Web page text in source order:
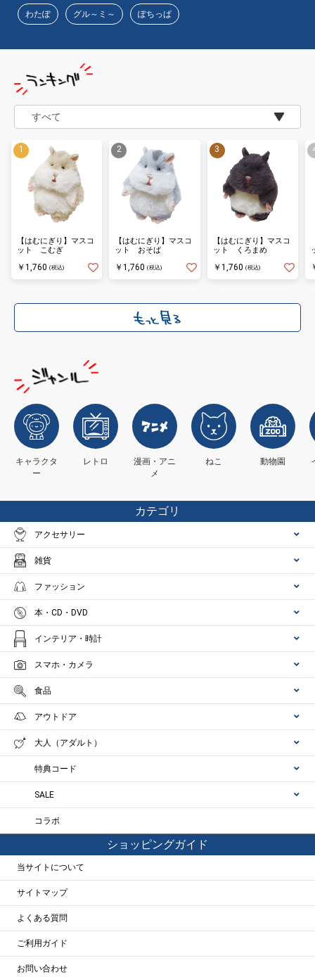
わたぽ グル～ミ～ ぽちっぱ
【はむにぎり】マスコ
ット こむぎ
￥1,760 (税込)
【はむにぎり】マスコ
ット おそば
￥1,760 (税込)
【はむにぎり】マスコ
ット くろまめ
￥1,760 (税込)
キャラクタ
ー
レトロ
漫画・アニ
メ
ねこ 動物園
カテゴリ
アクセサリー
雑貨
ファッション
本・CD・DVD
インテリア・時計
スマホ・カメラ
食品
アウトドア
大人（アダルト）
特典コード
SALE
コラボ
ショッピングガイド
当サイトについて
サイトマップ
よくある質問
ご利用ガイド
お問い合わせ